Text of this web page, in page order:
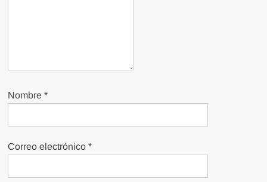
Nombre*
Correo electrónico*